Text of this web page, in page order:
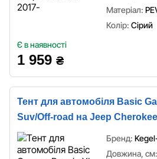
Матеріал:
Колір: Сірий
Є в наявності
1 959 ₴
Тент для автомобіля Basic
Suv/Off-road на Jeep
Бренд:
Довжина, см: